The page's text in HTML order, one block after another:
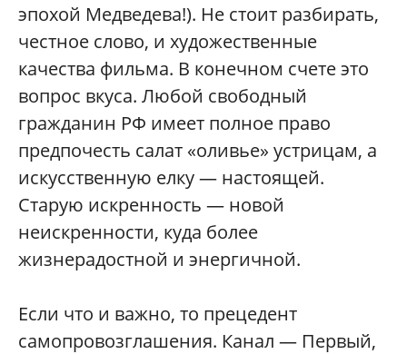
эпохой Медведева!). Не стоит разбирать,
честное слово, и художественные
качества фильма. В конечном счете это
вопрос вкуса. Любой свободный
гражданин РФ имеет полное право
предпочесть салат «оливье» устрицам, а
искусственную елку — настоящей.
Старую искренность — новой
неискренности, куда более
жизнерадостной и энергичной.
Если что и важно, то прецедент
самопровозглашения. Канал — Первый,